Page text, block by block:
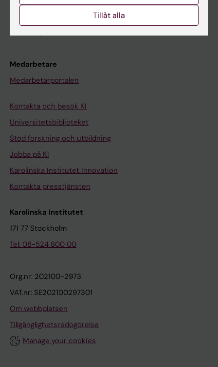
Kurs- och programwebbar
Medarbetare
Medarbetarportalen
Kontakta och besök KI
Universitetsbiblioteket
Stöd forskning och utbildning
Jobba på KI
Karolinska Institutet Innovation
Kontakta presstjänsten
Karolinska Institutet
171 77 Stockholm
Tel: 08-524 800 00
Org.nr: 202100-2973
VAT.nr: SE202100297301
Om webbplatsen
Tillgänglighetsredogörelse
Manage your cookies
Tillåt alla